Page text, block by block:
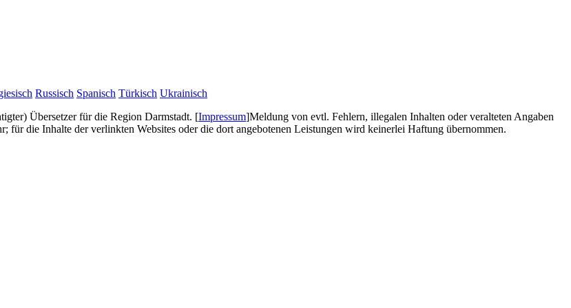
Russisch Spanisch Türkisch Ukrainisch
Übersetzer für die Region Darmstadt. [Impressum]Meldung von evtl. Fehlern, illegalen Inhalten oder veralteten Angaben
für die Inhalte der verlinkten Websites oder die dort angebotenen Leistungen wird keinerlei Haftung übernommen.